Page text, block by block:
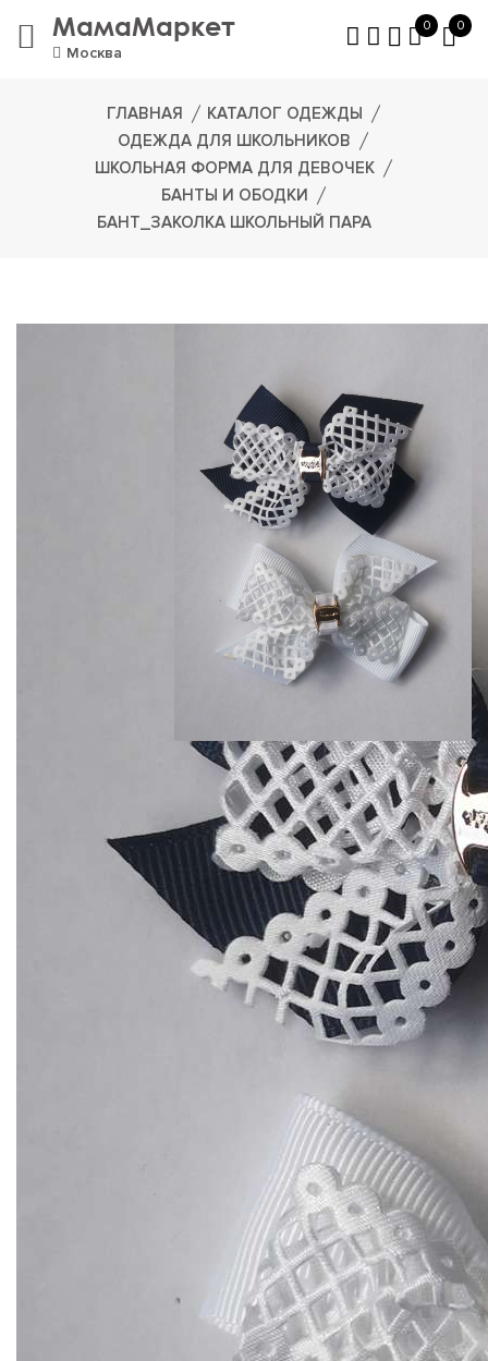
МамаМаркет
Москва
0 0
ГЛАВНАЯ
КАТАЛОГ ОДЕЖДЫ
ОДЕЖДА ДЛЯ ШКОЛЬНИКОВ
ШКОЛЬНАЯ ФОРМА ДЛЯ ДЕВОЧЕК
БАНТЫ И ОБОДКИ
БАНТ_ЗАКОЛКА ШКОЛЬНЫЙ ПАРА